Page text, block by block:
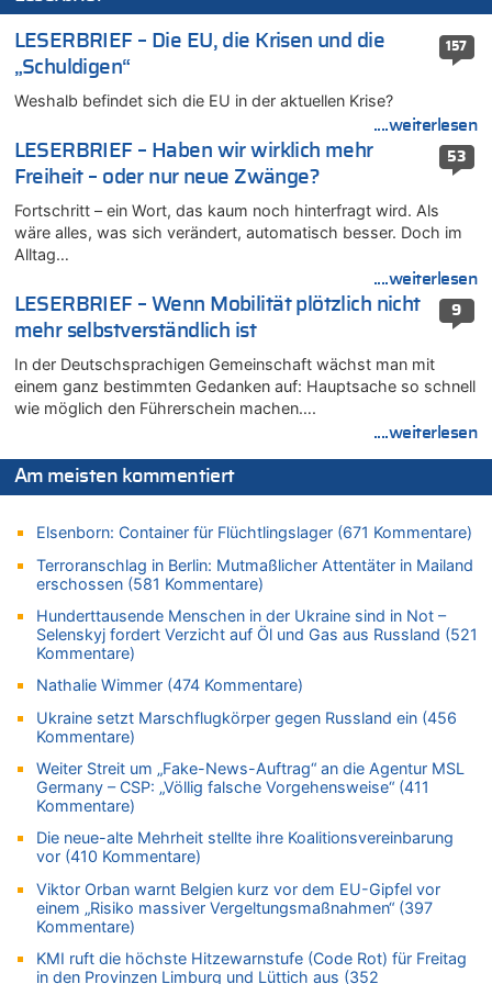
Zweite Hitzewelle in diesem Sommer ist jetzt amtlich
06.08.2026 - 12:08 von Medium zu
Frau hörte Stimmen aus Haus des verstorbenen Nachbarn
06.08.2026 - 11:52 von Hubert F. zu
Zweite Hitzewelle in diesem Sommer ist jetzt amtlich
06.08.2026 - 11:46 von Ermitler zu
Zweite Hitzewelle in diesem Sommer ist jetzt amtlich
06.08.2026 - 11:42 von Willi Müller zu
Eschweiler: 16-Jähriger soll seine Oma ermordet haben
06.08.2026 - 11:35 von ne Hondsjong zu
Zweite Hitzewelle in diesem Sommer ist jetzt amtlich
06.08.2026 - 11:11 von Dax zu
Wie kam es zur Ceuta-Krise?
06.08.2026 - 10:39 von Mungo zu
Wasserstand des Rheins in NRW so niedrig wie noch nie
06.08.2026 - 10:34 von Ostbelgien Direkt zu
Tessa Wullaert knackt die 100-Tore-Marke für die Red Flames
06.08.2026 - 10:20 von Dax zu
Zweite Hitzewelle in diesem Sommer ist jetzt amtlich
06.08.2026 - 10:18 von Dax zu
Wasserstand des Rheins in NRW so niedrig wie noch nie
06.08.2026 - 10:17 von Richtig zu
06.08.2026 - 10:16 von Dax zu
Wasserstand des Rheins in NRW so niedrig wie noch nie
06.08.2026 - 10:09 von Dax zu
06.08.2026 - 10:02 von Soso zu
Belgien setzt bei Reit-WM auf starke Springreiter
06.08.2026 - 09:22 von Zuhörer zu
Wasserstand des Rheins in NRW so niedrig wie noch nie
06.08.2026 - 09:13 von 5/11 zu
Wasserstand des Rheins in NRW so niedrig wie noch nie
06.08.2026 - 09:05 von 5/11 zu
Mehrere Menschen in Londons City niedergestochen
06.08.2026 - 08:39 von Eifel_er zu
157
LESERBRIEF – Die EU, die Krisen und die
„Schuldigen“
Weshalb befindet sich die EU in der aktuellen Krise?
....weiterlesen
53
LESERBRIEF – Haben wir wirklich mehr
Freiheit – oder nur neue Zwänge?
Fortschritt – ein Wort, das kaum noch hinterfragt wird. Als
wäre alles, was sich verändert, automatisch besser. Doch im
Alltag…
....weiterlesen
9
LESERBRIEF – Wenn Mobilität plötzlich nicht
mehr selbstverständlich ist
In der Deutschsprachigen Gemeinschaft wächst man mit
einem ganz bestimmten Gedanken auf: Hauptsache so schnell
wie möglich den Führerschein machen….
....weiterlesen
Am meisten kommentiert
Elsenborn: Container für Flüchtlingslager (671 Kommentare)
Terroranschlag in Berlin: Mutmaßlicher Attentäter in Mailand
erschossen (581 Kommentare)
Hunderttausende Menschen in der Ukraine sind in Not –
Selenskyj fordert Verzicht auf Öl und Gas aus Russland (521
Kommentare)
Nathalie Wimmer (474 Kommentare)
Ukraine setzt Marschflugkörper gegen Russland ein (456
Kommentare)
Weiter Streit um „Fake-News-Auftrag“ an die Agentur MSL
Germany – CSP: „Völlig falsche Vorgehensweise“ (411
Kommentare)
Die neue-alte Mehrheit stellte ihre Koalitionsvereinbarung
vor (410 Kommentare)
Viktor Orban warnt Belgien kurz vor dem EU-Gipfel vor
einem „Risiko massiver Vergeltungsmaßnahmen“ (397
Kommentare)
KMI ruft die höchste Hitzewarnstufe (Code Rot) für Freitag
in den Provinzen Limburg und Lüttich aus (352